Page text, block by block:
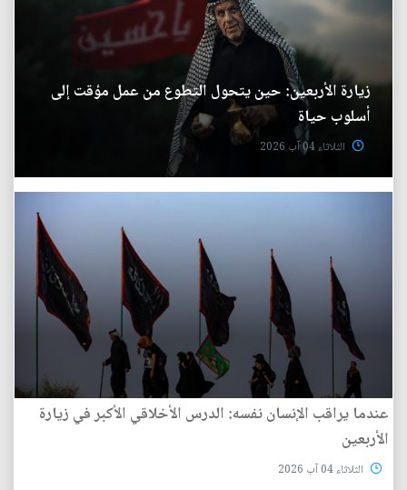
زيارة الأربعين: حين يتحول التطوع من عمل مؤقت إلى
أسلوب حياة
الثلاثاء 04 آب 2026
عندما يراقب الإنسان نفسه: الدرس الأخلاقي الأكبر في زيارة
الأربعين
الثلاثاء 04 آب 2026